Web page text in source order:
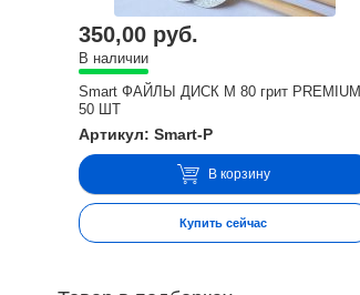
350,00 руб.
В наличии
Smart ФАЙЛЫ ДИСК М 80 грит PREMIUM
50 ШТ
Артикул: Smart-P
В корзину
Купить сейчас